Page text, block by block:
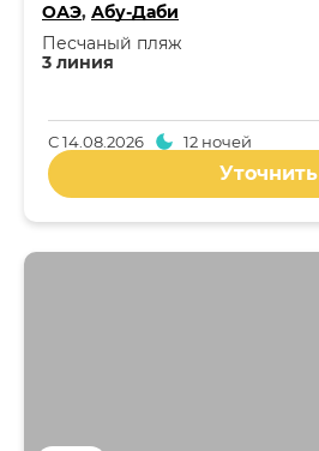
ОАЭ, Абу-Даби
3 линия
Песчаный пляж
С14.08.2026 12 ночей
Уточнить